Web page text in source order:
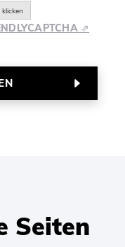
CAPTCHA ⇗
Seiten